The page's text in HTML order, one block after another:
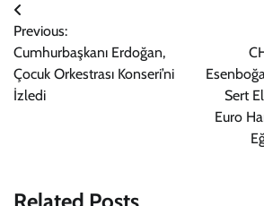
Yazı
gezinmesi
Previous:
Cumhurbaşkanı Erdoğan,
Çocuk Orkestrası Konseri’ni
İzledi
Sert
Euro